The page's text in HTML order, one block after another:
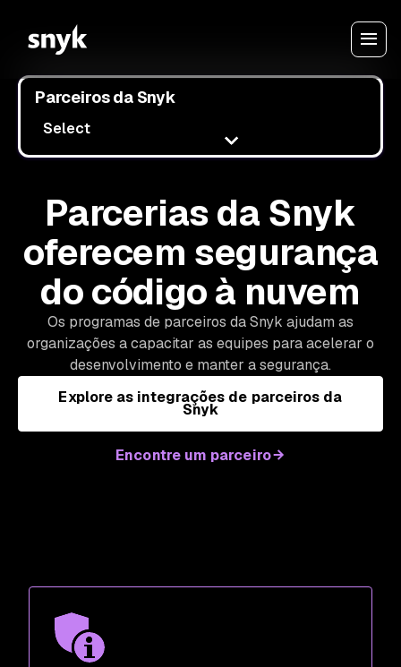
Parceiros da Snyk
Select
Parcerias da Snyk
oferecem segurança
do código à nuvem
Os programas de parceiros da Snyk ajudam as
organizações a capacitar as equipes para acelerar o
desenvolvimento e manter a segurança.
Explore as integrações de parceiros da
Snyk
Encontre um parceiro